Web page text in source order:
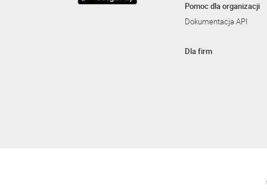
Pomoc dla organizacji
Dokumentacja API
Dla firm